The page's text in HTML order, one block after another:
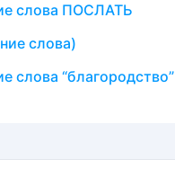
слова ПОСЛАТЬ
слова)
слова “благородство”